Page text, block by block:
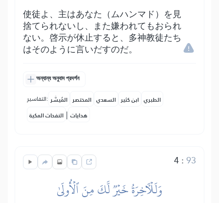
使徒よ、主はあなた（ムハンマド）を見
捨てられないし、また嫌われてもおられ
ない。啓示が休止すると、多神教徒たち
はそのように言いだすのだ。
অন্যান্য অনুবাদ প্রদর্শন
التفاسير: المُيسَّر المختصر السعدي ابن كثير الطبري
النفحات المكية | هدايات
4:93
وَلَلۡأٓخِرَةُ خَيۡرٞ لَّكَ مِنَ ٱلۡأُولَىٰ